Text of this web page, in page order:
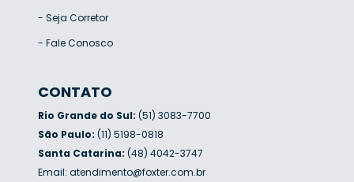
- Seja Corretor
- Fale Conosco
CONTATO
Rio Grande do Sul: (51) 3083-7700
São Paulo: (11) 5198-0818
Santa Catarina: (48) 4042-3747
Email: atendimento@foxter.com.br